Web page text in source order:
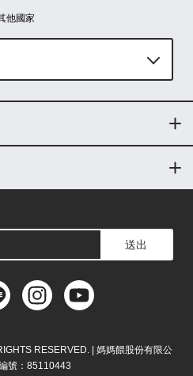
他國家
送出
RESERVED. | 媽媽餵股份有限公
號：85110443